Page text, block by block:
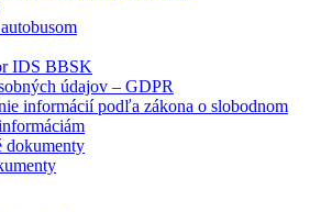
IDS BBSK
údajov – GDPR
informácií podľa zákona o slobodnom
dokumenty